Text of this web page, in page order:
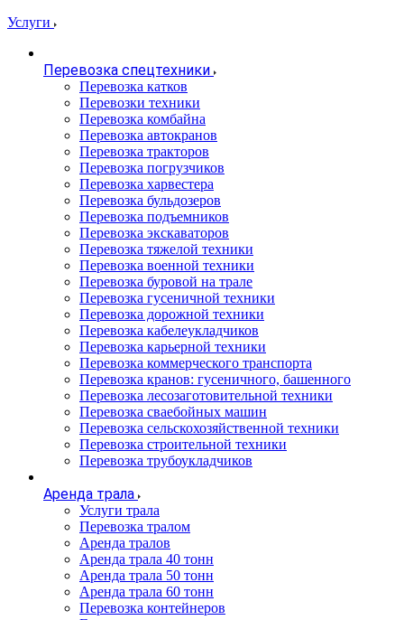
Услуги
Перевозка спецтехники
Перевозка катков
Перевозки техники
Перевозка комбайна
Перевозка автокранов
Перевозка тракторов
Перевозка погрузчиков
Перевозка харвестера
Перевозка бульдозеров
Перевозка подъемников
Перевозка экскаваторов
Перевозка тяжелой техники
Перевозка военной техники
Перевозка буровой на трале
Перевозка гусеничной техники
Перевозка дорожной техники
Перевозка кабелеукладчиков
Перевозка карьерной техники
Перевозка коммерческого транспорта
Перевозка кранов: гусеничного, башенного
Перевозка лесозаготовительной техники
Перевозка сваебойных машин
Перевозка сельскохозяйственной техники
Перевозка строительной техники
Перевозка трубоукладчиков
Аренда трала
Услуги трала
Перевозка тралом
Аренда тралов
Аренда трала 40 тонн
Аренда трала 50 тонн
Аренда трала 60 тонн
Перевозка контейнеров